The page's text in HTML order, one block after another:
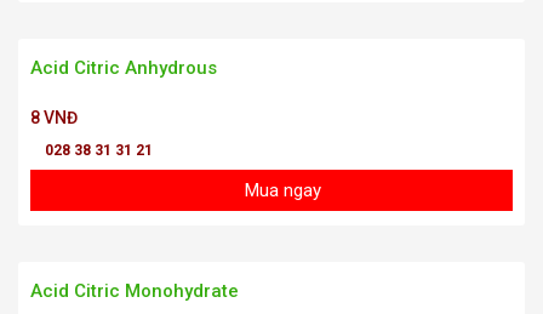
Acid Citric Anhydrous
8 VNĐ
028 38 31 31 21
Mua ngay
Acid Citric Monohydrate